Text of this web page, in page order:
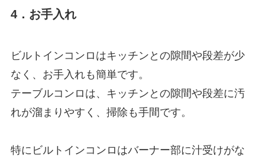
4．お手入れ
ビルトインコンロはキッチンとの隙間や段差が少
なく、お手入れも簡単です。
テーブルコンロは、キッチンとの隙間や段差に汚
れが溜まりやすく、掃除も手間です。
特にビルトインコンロはバーナー部に汁受けがな